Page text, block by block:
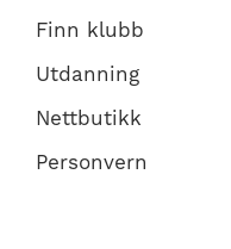
Finn klubb
Utdanning
Nettbutikk
Personvern